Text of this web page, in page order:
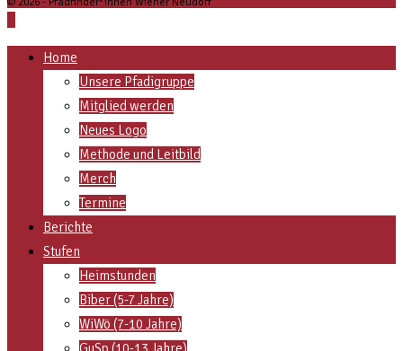
Home
Unsere Pfadigruppe
Mitglied werden
Neues Logo
Methode und Leitbild
Merch
Termine
Berichte
Stufen
Heimstunden
Biber (5-7 Jahre)
WiWö (7-10 Jahre)